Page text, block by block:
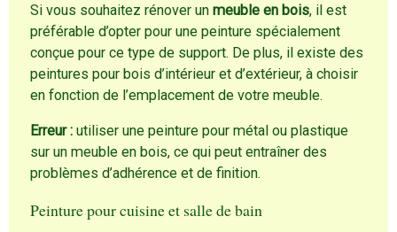
Si vous souhaitez rénover unmeuble en bois, il est
préférable d’opter pour une peinture spécialement
conçue pour ce type de support. De plus, il existe des
peintures pour bois d’intérieur et d’extérieur, à choisir
en fonction de l’emplacement de votre meuble.
Erreur : utiliser une peinture pour métal ou plastique
sur un meuble en bois, ce qui peut entraîner des
problèmes d’adhérence et de finition.
Peinture pour cuisine et salle de bain